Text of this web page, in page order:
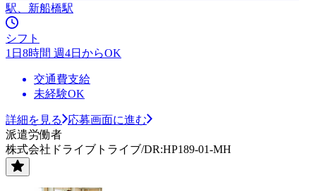
駅、新船橋駅
シフト
1日8時間 週4日からOK
交通費支給
未経験OK
詳細を見る
応募画面に進む
派遣労働者
株式会社ドライブトライブ/DR:HP189-01-MH